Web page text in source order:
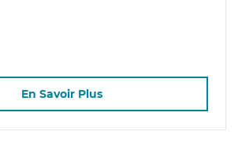
En Savoir Plus